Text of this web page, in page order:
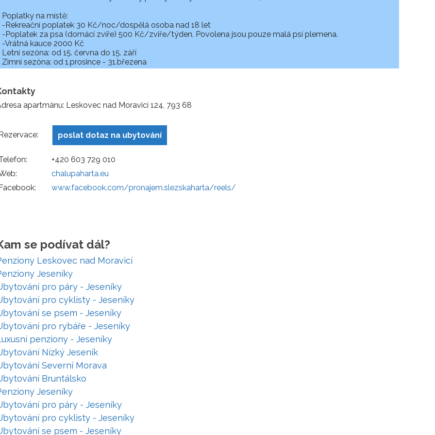
Poplatky na místě:
-Rekreační poplatek 30 Kč/noc/dospělá osoba nad 18 let
-Poplatek za psa (domácí zvíře) 500 Kč/zvíře/týden. Povolena jsou pouze malá psí plemena.
-Vrátná kauce 2000 Kč
Letní sezóna: od 15. června do 15. září
Zimní sezóna: od 1.prosince - 31.březena
apartmánu: Leskovec nad Moravicí 124, 793 68
poslat dotaz na ubytování
+420 603 729 010
chalupaharta.eu
www.facebook.com/pronajem.slezskaharta/reels/
se podívat dál?
Leskovec nad Moravicí
Jeseníky
pro páry - Jeseníky
pro cyklisty - Jeseníky
se psem - Jeseníky
pro rybáře - Jeseníky
penziony - Jeseníky
Nízký Jeseník
Severní Morava
Bruntálsko
Jeseníky
pro páry - Jeseníky
pro cyklisty - Jeseníky
se psem - Jeseníky